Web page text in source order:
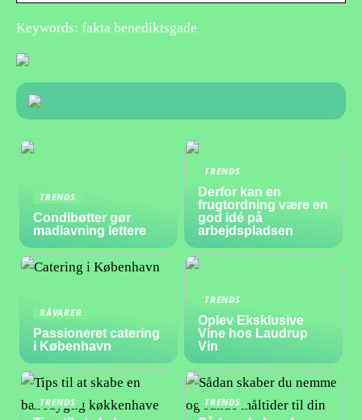
Keywords: fakta benediktsgade
TRENDS
Condibøtter gør
madlavning lettere
TRENDS
Derfor kan en
frugtordning være en
god idé på
arbejdspladsen
RÅVARER
Passioneret catering
i København
TRENDS
Oplev Eksklusive
Vine hos Laudrup
Vin
TRENDS TRENDS